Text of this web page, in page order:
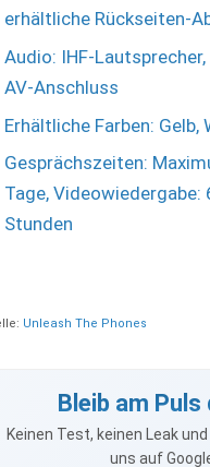
erhältliche Rückseiten-
Audio: IHF-
AV-Anschluss
Erhältliche Farben: Gelb,
Gesprächszeiten:
Tage, Videowiedergabe:
Stunden
Unleash The Phones
Bleib am
Keinen Test, keinen Leak
uns auf